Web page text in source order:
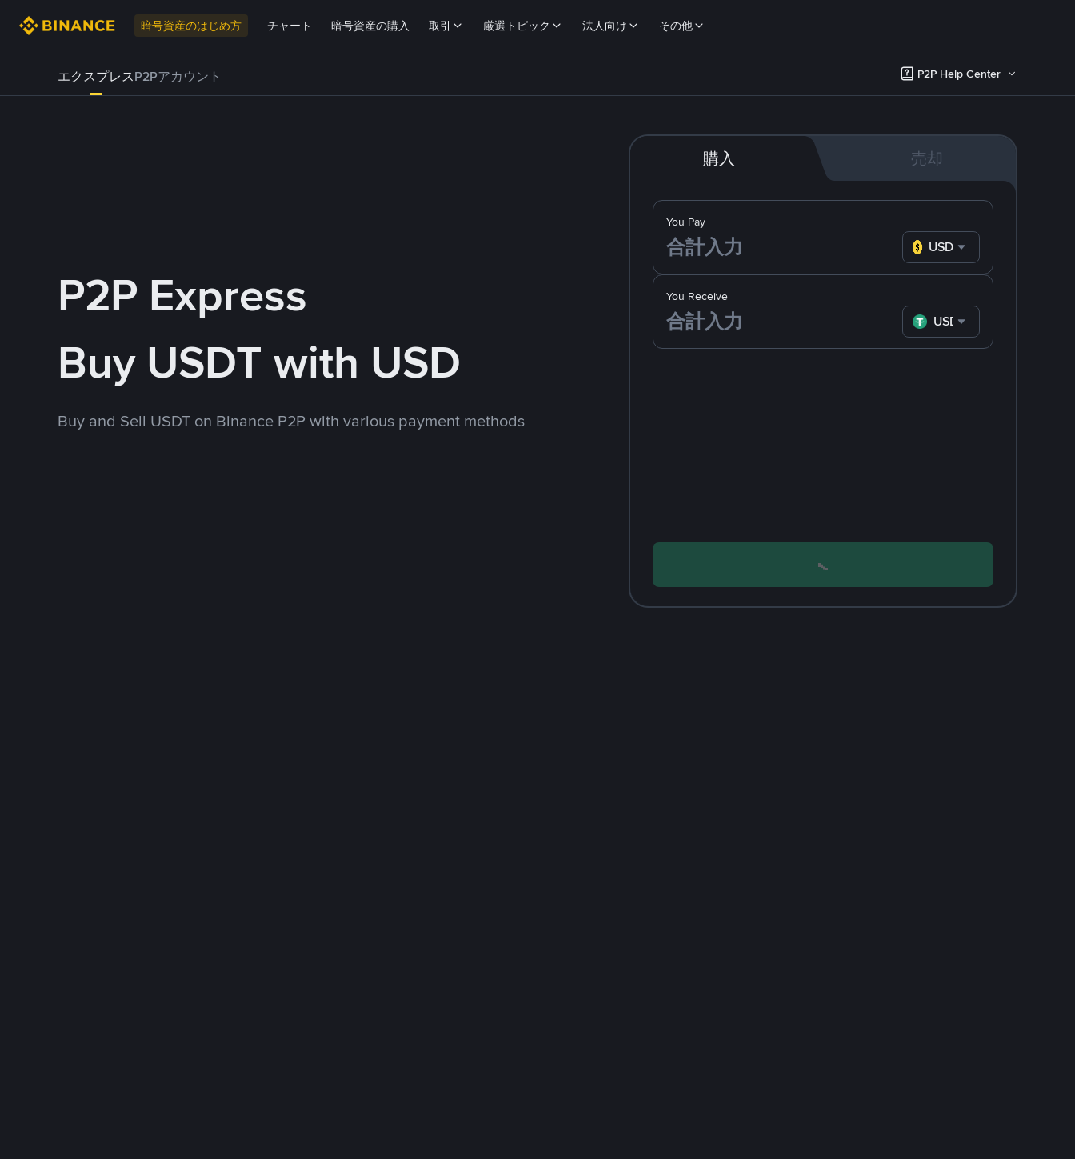
暗号資産のはじめ方 チャート 暗号資産の購入 取引 厳選トピック 法人向け その他
エクスプレスP2Pアカウント P2P Help Center
P2P Express
Buy USDT with USD
Buy and Sell USDT on Binance P2P with various payment methods
購入 売却
You Pay
USD
You Receive
USDT